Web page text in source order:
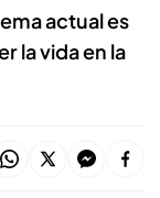
actual es
la vida en la